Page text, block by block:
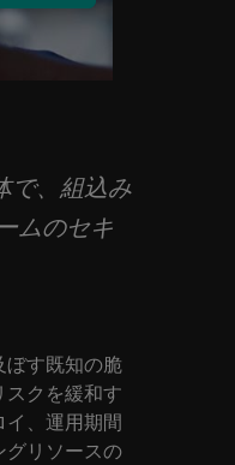
で、組込み
ムのセキ
ぼす既知の脆
クを緩和す
イ、運用期間
グリソースの